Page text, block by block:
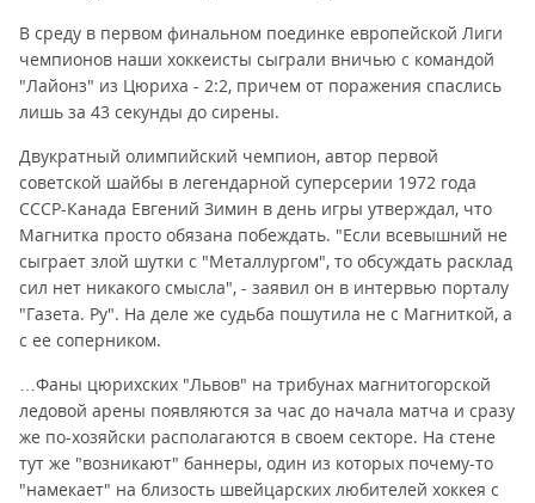
В среду в первом финальном поединке европейской Лиги
чемпионов наши хоккеисты сыграли вничью с командой
"Лайонз" из Цюриха - 2:2, причем от поражения спаслись
лишь за 43 секунды до сирены.
Двукратный олимпийский чемпион, автор первой
советской шайбы в легендарной суперсерии 1972 года
СССР-Канада Евгений Зимин в день игры утверждал, что
Магнитка просто обязана побеждать. "Если всевышний не
сыграет злой шутки с "Металлургом", то обсуждать расклад
сил нет никакого смысла", - заявил он в интервью порталу
"Газета. Ру". На деле же судьба пошутила не с Магниткой, а
с ее соперником.
…Фаны цюрихских "Львов" на трибунах магнитогорской
ледовой арены появляются за час до начала матча и сразу
же по-хозяйски располагаются в своем секторе. На стене
тут же "возникают" баннеры, один из которых почему-то
"намекает" на близость швейцарских любителей хоккея с